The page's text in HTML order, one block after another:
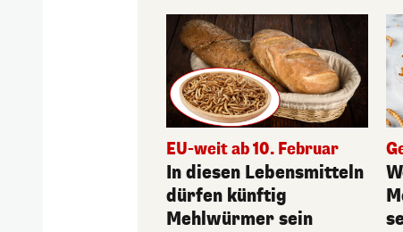
EU-weit ab 10. Februar
In diesen Lebensmitteln
dürfen künftig
Mehlwürmer sein